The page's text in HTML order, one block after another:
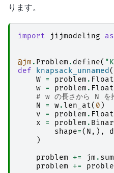
ります。
import jijmodeling as
@jm . Problem . define(
def
knapsack_unnamed (
W = problem . Float
w = problem . Float
# w の長さから N を
N
= w.len_at( 0 )
v
= problem . Float
x
= problem .
shape=( N ,),
)
problem
+= jm . sum
problem
+=